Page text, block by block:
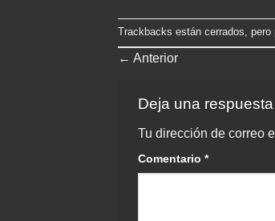
Trackbacks están cerrados, pero
← Anterior
Deja una respuesta
Tu dirección de correo
Comentario *